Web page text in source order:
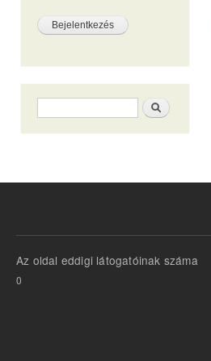
Keresés űrlap Keresés
Az oldal eddigi látogatóinak száma
0